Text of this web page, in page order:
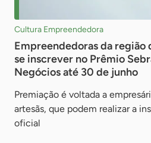
Cultura Empreendedora
Empreendedoras da região
se inscrever no Prêmio
Negócios até 30 de junho
Premiação é voltada a
artesãs, que podem realizar a
oficial